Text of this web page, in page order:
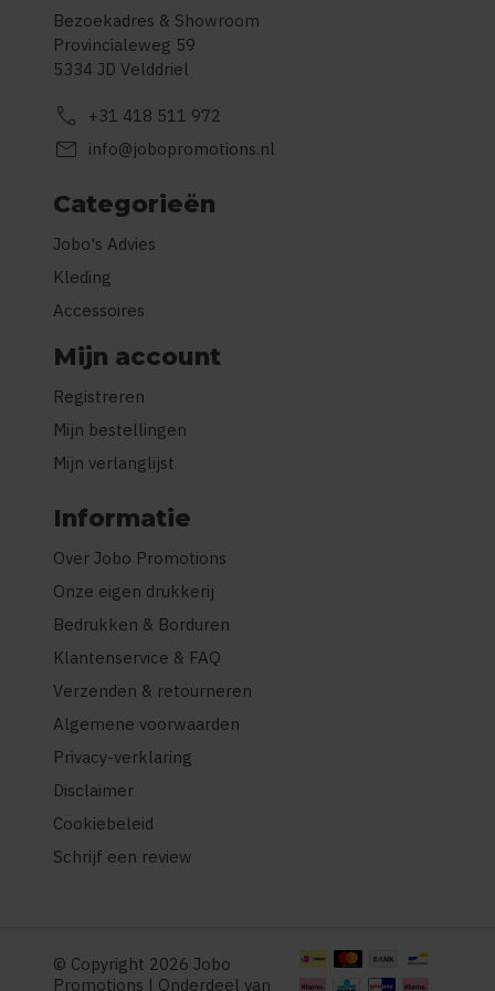
Bezoekadres & Showroom
Provincialeweg 59
5334 JD Velddriel
call +31 418 511 972
mail info@jobopromotions.nl
Categorieën
Jobo's Advies
Kleding
Accessoires
Mijn account
Registreren
Mijn bestellingen
Mijn verlanglijst
Informatie
Over Jobo Promotions
Onze eigen drukkerij
Bedrukken & Borduren
Klantenservice & FAQ
Verzenden & retourneren
Algemene voorwaarden
Privacy-verklaring
Disclaimer
Cookiebeleid
Schrijf een review
© Copyright 2026 Jobo
Promotions | Onderdeel van